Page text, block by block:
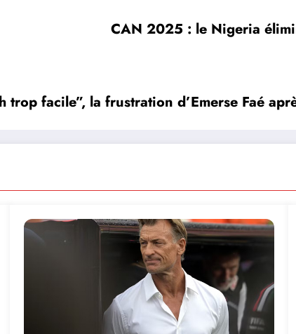
CAN 2025 : le Nigeria
facile”, la frustration d’Emerse Faé